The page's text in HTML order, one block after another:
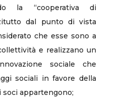
la “cooperativa di
dal punto di vista
che esse sono a
e realizzano un
sociale che
sociali in favore della
appartengono;